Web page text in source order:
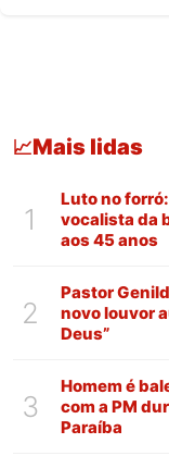
📈Mais lidas
1
Luto no
vocalista da
aos 45 anos
2
Pastor
novo louvor
Deus”
3
Homem é
com a PM
Paraíba